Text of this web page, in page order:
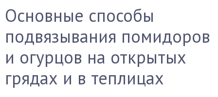
Основные способы
подвязывания помидоров
и огурцов на открытых
грядах и в теплицах